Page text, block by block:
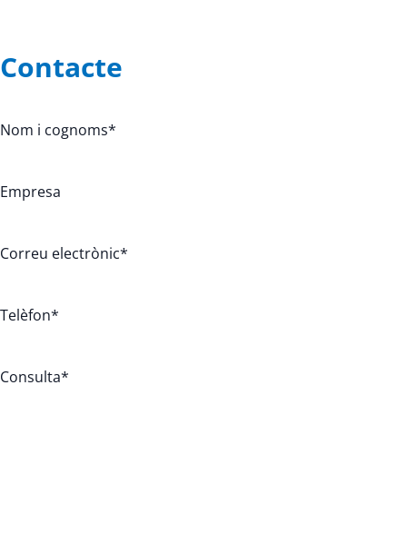
Contacte
Nom i cognoms*
Empresa
Correu electrònic*
Telèfon*
Consulta*